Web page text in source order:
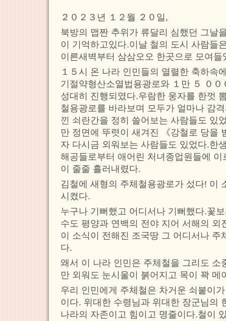
２０２３년 １２월 ２０일,
북방의 맵짠 추위가 류달리 심했던 그날
이 기억하고있다.이날 철의 도시 사람들
이른새벽부터 삼삼오오 한곳으로 모여들
１５시 온 나라 인민들의 열렬한 축하속
기절약형산소열법용광로와 １만 ５ ０
성대히 진행되였다.우람한 웅자를 한껏
철용광로를 바라보며 모두가 얼마나 감
낀 쇠란간을 정히 쓸어보는 사람들도 있
만 정면에 뚜렷이 새겨진 《강철로 당을
자 다시금 외워보는 사람들도 있었다.한
해공들로부터 애어린 처녀종업원들에
이 줄줄 흘러내렸다.
김철에 새형의 주체철용광로가 섰다! 이
시켰다.
누구나 기뻐했고 어디서나 기뻐했다.꽃
수도 평양과 연백의 전야 지어 서해의 외
이 소식이 전해진 조국땅 그 어디서나 주
다.
왜서 이 나라 인민은 주체철을 그리도 소
만 외워도 눈시울이 붉어지고 목이 꽉 메
우리 인민에게 주체철은 차거운 쇠붙이
이다. 위대한 수령님과 위대한 장군님의
나라의 자존이고 힘이고 명줄이다.철이